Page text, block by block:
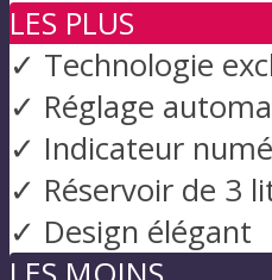
LES PLUS
✓ Technologie
✓ Réglage
✓ Indicateur
✓ Réservoir de 3
✓ Design élégant